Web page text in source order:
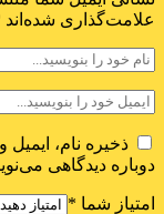
علامت‌گذاری شده‌اند
ذخیره نام،
دوباره دیدگاهی
امتیاز شما *